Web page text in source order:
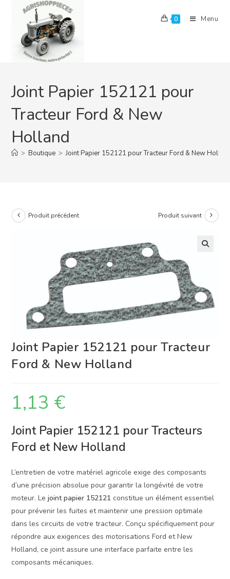
content
0 Menu
Joint Papier 152121 pour
Tracteur Ford & New
Holland
> Boutique > Joint Papier 152121 pour Tracteur Ford & New
Produit précédent Produit suivant
Joint Papier 152121 pour Tracteur
Ford & New Holland
1,13 €
Joint Papier 152121 pour Tracteurs
Ford et New Holland
L’entretien de votre matériel agricole exige des composants
d’une précision absolue pour garantir la longévité de votre
moteur. Lejoint papier 152121 constitue un élément essentiel
pour prévenir les fuites et maintenir une pression optimale
dans les circuits de votre tracteur. Conçu spécifiquement pour
répondre aux exigences des motorisations Ford et New
Holland, ce joint assure une interface parfaite entre les
composants mécaniques.